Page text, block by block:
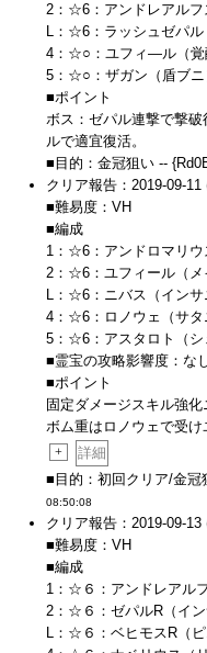
2：☆6：アンドレアルフ
L：☆6：ラッシュゼパル
4：☆○：ユフィ―ル（覚
5：☆○：ザガン（盾ブニ
■ポイント
ボス：ゼパル連撃で撃
ルで適宜復活。
■目的：金冠狙い --
クリア報告：2019-09-11
■難易度：VH
■編成
1：☆6：アンドロマリウ
2：☆6：ユフィール（メ
L：☆6：ニバス（インサ
4：☆6：ロノウェ（サタ
5：☆6：アスタロト（シ
■霊宝の攻略影響度：な
■ポイント
固定ダメージスキル強化
ボム重はロノウェで受
+
詳細
■目的：初回クリア/金冠
08:50:08
クリア報告：2019-09-13
■難易度：VH
■編成
1：☆６：アンドレアル
2：☆６：ゼパルR（イン
L：☆６：ベヒモスR（ピ